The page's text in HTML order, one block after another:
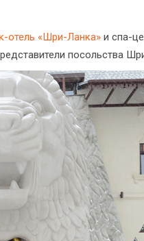
отель «Шри-Ланка» и спа-
посольства